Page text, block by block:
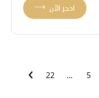
⟶ احجز الآن
5
...
22
›